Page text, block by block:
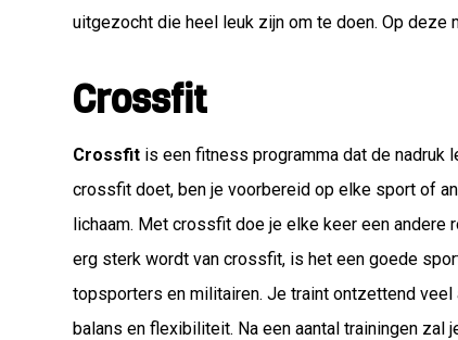
uitgezocht die heel leuk zijn om te doen. Op
Crossfit
Crossfit is een fitness programma dat de nadruk
crossfit doet, ben je voorbereid op elke sport of
lichaam. Met crossfit doe je elke keer een andere
erg sterk wordt van crossfit, is het een goede
topsporters en militairen. Je traint ontzettend
balans en flexibiliteit. Na een aantal trainingen